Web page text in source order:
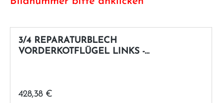
3/4 REPARATURBLECH
VORDERKOTFLÜGEL LINKS -
Regulärer Preis:
428,38 €
Latvia
Luxembourg